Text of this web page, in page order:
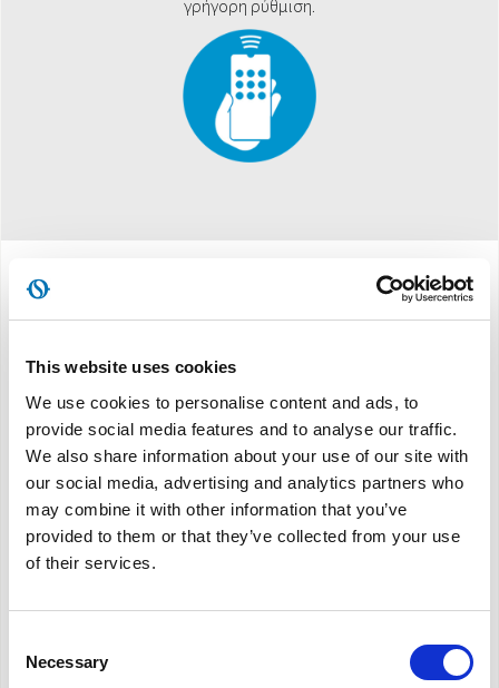
This website uses cookies
We use cookies to personalise content and ads, to
provide social media features and to analyse our traffic.
We also share information about your use of our site with
our social media, advertising and analytics partners who
may combine it with other information that you’ve
provided to them or that they’ve collected from your use
of their services.
Selection
Necessary
γρήγορη ρύθμιση.
Προδιαγραφές
Ικανότητα ψύξης:9.000 BTU/h*
Ονομαστική ικανότητα ψύξης:2,3 kW**
Ενεργειακή κλάση:A
Ηχητική ισχύς:dB (A)63
Δείκτης ονομαστικής ενεργειακής απόδοσης: EER
2,65**
Χωρίς δοχείο:αυτόματη εκκένωση του
συμπυκνώματος